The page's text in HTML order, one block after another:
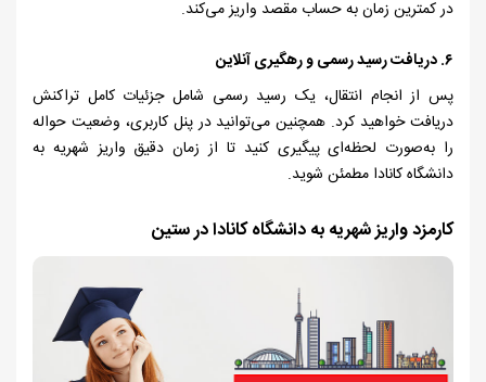
در کمترین زمان به حساب مقصد واریز می‌کند.
۶. دریافت رسید رسمی و رهگیری آنلاین
پس از انجام انتقال، یک رسید رسمی شامل جزئیات کامل تراکنش
دریافت خواهید کرد. همچنین می‌توانید در پنل کاربری، وضعیت حواله
را به‌صورت لحظه‌ای پیگیری کنید تا از زمان دقیق واریز شهریه به
دانشگاه کانادا مطمئن شوید.
کارمزد واریز شهریه به دانشگاه‌ کانادا در ستین